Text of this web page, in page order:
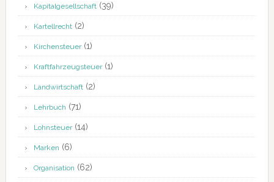
Kapitalgesellschaft(39)
Kartellrecht(2)
Kirchensteuer(1)
Kraftfahrzeugsteuer(1)
Landwirtschaft(2)
Lehrbuch (71)
Lohnsteuer(14)
Marken (6)
Organisation (62)